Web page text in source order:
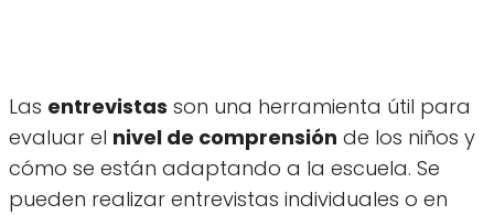
Las entrevistas son una herramienta útil para
evaluar el nivel de comprensión de los niños y
cómo se están adaptando a la escuela. Se
pueden realizar entrevistas individuales o en